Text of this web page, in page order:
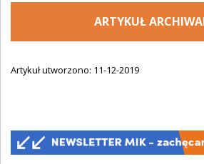
ARTYKUŁ
Artykuł utworzono: 11-12-2019